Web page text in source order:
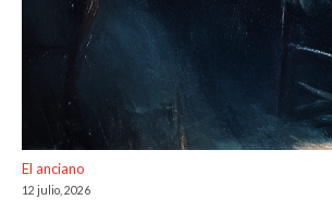
El anciano
12 julio, 2026